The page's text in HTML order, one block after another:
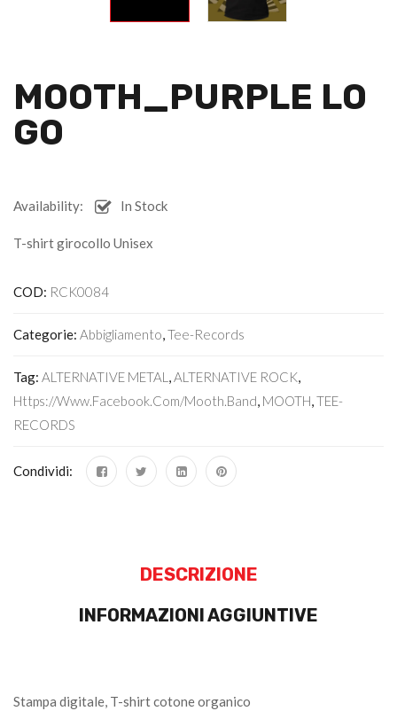
MOOTH_PURPLE LO
GO
Availability: In Stock
T-shirt girocollo Unisex
COD: RCK0084
Categorie: Abbigliamento,Tee-Records
Tag: ALTERNATIVE METAL ,ALTERNATIVE ROCK,
Https://www.facebook.com/mooth.band, MOOTH,TEE-
RECORDS
Condividi:
DESCRIZIONE
INFORMAZIONI AGGIUNTIVE
Stampa digitale, T-shirt cotone organico